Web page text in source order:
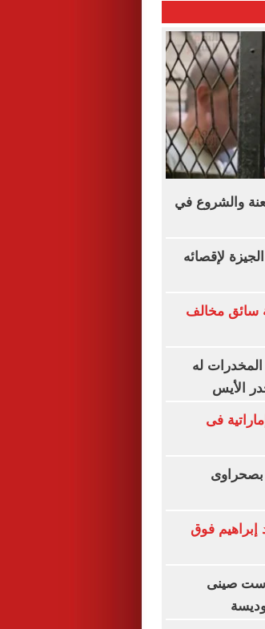
بقتل والدته بـ12 طعنة والشروع في
لإقصائه
سائق مخالف
له
الأيس
فى
بصحراوى
إبراهيم فوق
صينى